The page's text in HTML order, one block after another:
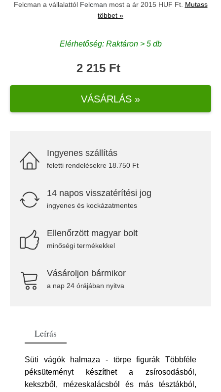
Felcman a vállalattól Felcman most a ár 2015 HUF Ft. Mutass
többet »
Elérhetőség: Raktáron > 5 db
2 215 Ft
VÁSÁRLÁS »
Ingyenes szállítás
feletti rendelésekre 18.750 Ft
14 napos visszatérítési jog
ingyenes és kockázatmentes
Ellenőrzött magyar bolt
minőségi termékekkel
Vásároljon bármikor
a nap 24 órájában nyitva
Leírás
Süti vágók halmaza - törpe figurák Többféle
péksüteményt készíthet a zsírosodásból,
kekszből, mézeskalácsból és más tésztákból,